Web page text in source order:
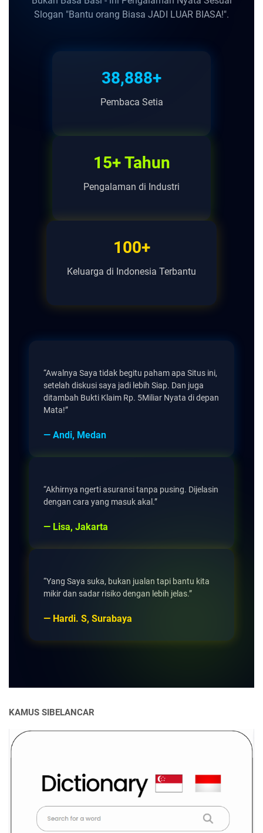
Slogan "Bantu orang Biasa JADI LUAR BIASA!".
38,888+
Pembaca Setia
15+ Tahun
Pengalaman di Industri
100+
Keluarga di Indonesia Terbantu
“Awalnya Saya tidak begitu paham apa Situs ini,
setelah diskusi saya jadi lebih Siap. Dan juga
ditambah Bukti Klaim Rp. 5Miliar Nyata di depan
Mata!”
— Andi, Medan
“Akhirnya ngerti asuransi tanpa pusing. Dijelasin
dengan cara yang masuk akal.”
— Lisa, Jakarta
“Yang Saya suka, bukan jualan tapi bantu kita
mikir dan sadar risiko dengan lebih jelas.”
— Hardi. S, Surabaya
KAMUS SIBELANCAR